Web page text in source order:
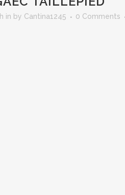
in by Cantina1245 0 Comments